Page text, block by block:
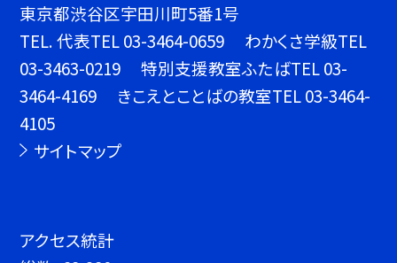
東京都渋谷区宇田川町5番1号
TEL.代表TEL 03-3464-0659 わかくさ学級TEL
03-3463-0219 特別支援教室ふたばTEL 03-
3464-4169 きこえとことばの教室TEL 03-3464-
4105
サイトマップ
アクセス統計